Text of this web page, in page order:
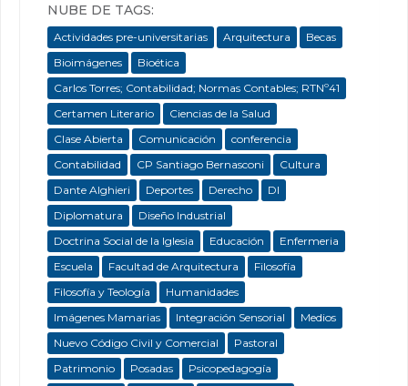
NUBE DE TAGS:
Actividades pre-universitarias Arquitectura
Becas
Bioimágenes
Bioética
Carlos Torres; Contabilidad; Normas Contables; RTNº41
Certamen Literario
Ciencias de la Salud
Clase Abierta
Comunicación
conferencia
Contabilidad
CP Santiago Bernasconi
Cultura
Dante Alghieri
Deportes Derecho
DI
Diplomatura
Diseño Industrial
Doctrina Social de la Iglesia
Educación
Enfermeria
Escuela
Facultad de Arquitectura
Filosofía
Filosofía y Teología
Humanidades
Imágenes Mamarias
Integración Sensorial
Medios
Nuevo Código Civil y Comercial
Pastoral
Patrimonio
Posadas
Psicopedagogía